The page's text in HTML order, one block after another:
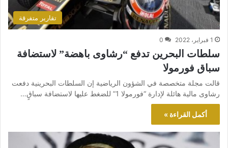
تقارير متفرقة
1 فبراير، 2022 0
سلطات البحرين تدفع “رشاوى باهضة” لاستضافة
سباق فورمولا
قالت مجلة متخصصة في الشؤون الرياضية إن السلطات البحرينية دفعت
رشاوى مالية هائلة لإدارة “فورمولا 1” للضغط عليها لاستضافة سباقٍ…
أكمل القراءة »